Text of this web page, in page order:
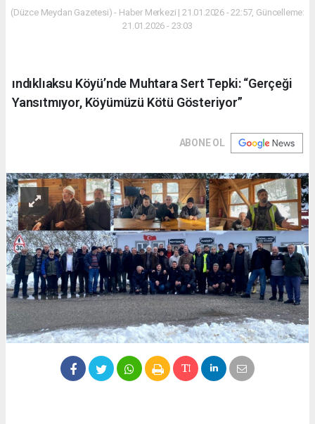
(Düzce Meydan Gazetesi) - Haber Merkezi | 21.01.2026 - 22:57, Güncelleme:
21.01.2026 - 23:03
ındıklıaksu Köyü’nde Muhtara Sert Tepki: “Gerçeği
Yansıtmıyor, Köyümüzü Kötü Gösteriyor”
ABONE OL